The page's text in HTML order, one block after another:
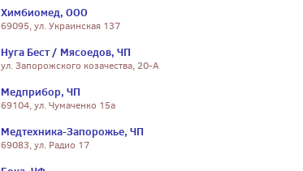
Химбиомед, ООО
69095, ул. Украинская 137
Нуга Бест / Мясоедов, ЧП
ул. Запорожского козачества, 20-А
Медприбор, ЧП
69104, ул. Чумаченко 15а
Медтехника-Запорожье, ЧП
69083, ул. Радио 17